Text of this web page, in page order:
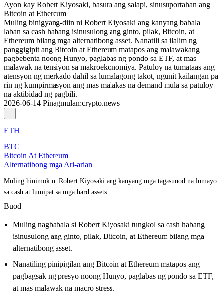
Ayon kay Robert Kiyosaki, basura ang salapi, sinusuportahan ang
Bitcoin at Ethereum
Muling binigyang-diin ni Robert Kiyosaki ang kanyang babala
laban sa cash habang isinusulong ang ginto, pilak, Bitcoin, at
Ethereum bilang mga alternatibong asset. Nanatili sa ilalim ng
panggigipit ang Bitcoin at Ethereum matapos ang malawakang
pagbebenta noong Hunyo, paglabas ng pondo sa ETF, at mas
malawak na tensiyon sa makroekonomiya. Patuloy na tumataas ang
atensyon ng merkado dahil sa lumalagong takot, ngunit kailangan pa
rin ng kumpirmasyon ang mas malakas na demand mula sa patuloy
na aktibidad ng pagbili.
2026-06-14 Pinagmulan:crypto.news
ETH
BTC
Bitcoin At Ethereum
Alternatibong mga Ari-arian
Muling hinimok ni Robert Kiyosaki ang kanyang mga tagasunod na lumayo
sa cash at lumipat sa mga hard assets.
Buod
Muling nagbabala si Robert Kiyosaki tungkol sa cash habang
isinusulong ang ginto, pilak, Bitcoin, at Ethereum bilang mga
alternatibong asset.
Nanatiling pinipigilan ang Bitcoin at Ethereum matapos ang
pagbagsak ng presyo noong Hunyo, paglabas ng pondo sa ETF,
at mas malawak na macro stress.